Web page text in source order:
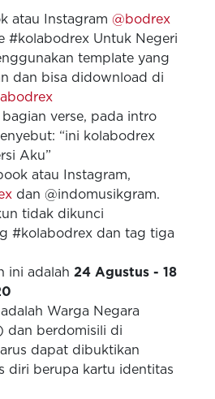
atau Instagram@bodrex
#kolabodrex Untuk Negeri
template yang
dan bisa didownload di
verse, pada intro
“ini kolabodrex
Aku”
atau Instagram,
dan @indomusikgram.
tidak dikunci
#kolabodrex dan tag tiga
ini adalah24 Agustus - 18
Warga Negara
dan berdomisili di
dapat dibuktikan
diri berupa kartu identitas